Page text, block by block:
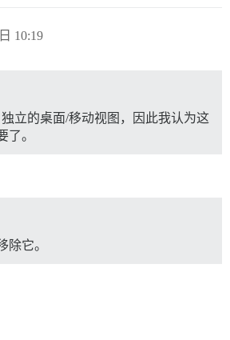
10:19
独立的桌面/移动视图，因此我认为这
了。
除它。